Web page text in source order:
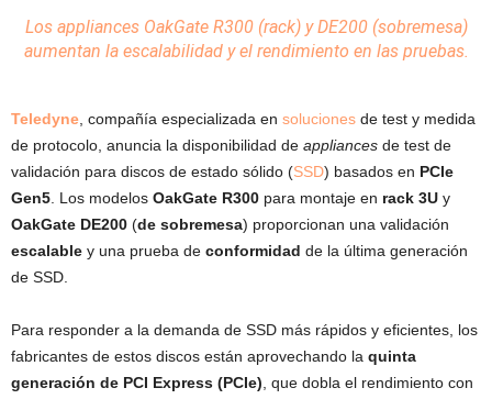
Los appliancesOakGate R300 (rack) y DE200 (sobremesa)
aumentan la escalabilidad y el rendimiento en las pruebas.
Teledyne , compañía especializada en soluciones de test y medida
de protocolo, anuncia la disponibilidad de appliances de test de
validación para discos de estado sólido (SSD) basados en PCIe
Gen5 . Los modelos OakGate R300 para montaje en rack 3U y
OakGate DE200 (de sobremesa) proporcionan una validación
escalable y una prueba de conformidad de la última generación
de SSD.
Para responder a la demanda de SSD más rápidos y eficientes, los
fabricantes de estos discos están aprovechando la quinta
generación de PCI Express (PCIe) , que dobla el rendimiento con